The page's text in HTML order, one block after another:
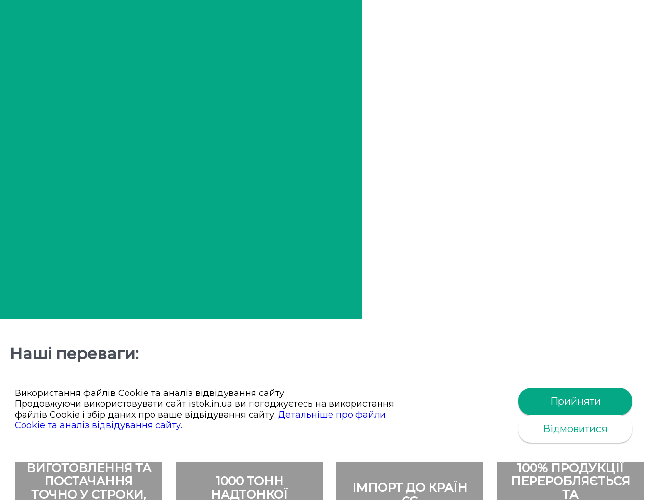
Наші переваги:
ВИГОТОВЛЕННЯ ТА
ПОСТАЧАННЯ
ТОЧНО У СТРОКИ,
1000 ТОНН
НАДТОНКОЇ
ІМПОРТ ДО КРАЇН
100% ПРОДУКЦІЇ
ПЕРЕРОБЛЯЄТЬСЯ
ТА
Використання файлів Cookie та аналіз відвідування сайту
Продовжуючи використовувати сайт istok.in.ua ви погоджуєтесь на використання
файлів Cookie і збір даних про ваше відвідування сайту. Детальніше про файли
Cookie та аналіз відвідування сайту.
Прийняти
Відмовитися